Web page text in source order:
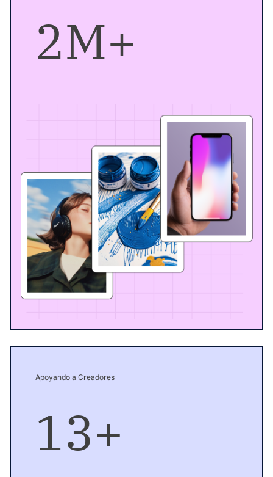
2M+
Apoyando a Creadores
13+